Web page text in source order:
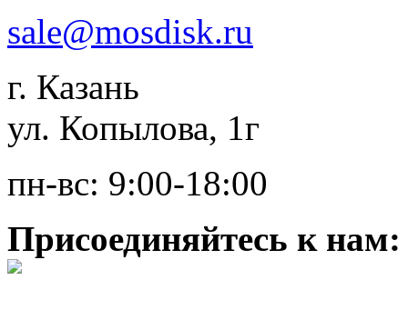
sale@mosdisk.ru
г. Казань
ул. Копылова, 1г
пн-вс: 9:00-18:00
Присоединяйтесь к нам: